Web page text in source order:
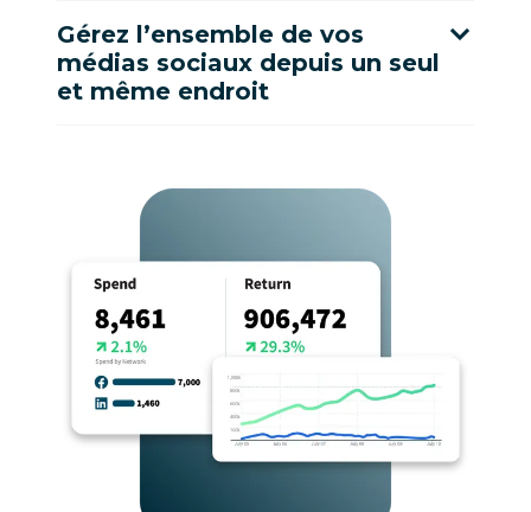
Gérez l’ensemble de vos
médias sociaux depuis un seul
et même endroit